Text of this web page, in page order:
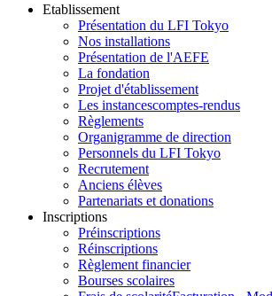
Etablissement
Présentation du LFI Tokyo
Nos installations
Présentation de l'AEFE
La fondation
Projet d'établissement
Les instancescomptes-rendus
Règlements
Organigramme de direction
Personnels du LFI Tokyo
Recrutement
Anciens élèves
Partenariats et donations
Inscriptions
Préinscriptions
Réinscriptions
Règlement financier
Bourses scolaires